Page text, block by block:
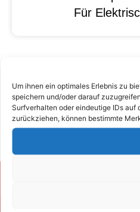
Um ihnen ein optimales Erlebnis zu
speichern und/oder darauf
Surfverhalten oder eindeutige IDs auf
zurückziehen, können bestimmte
Für